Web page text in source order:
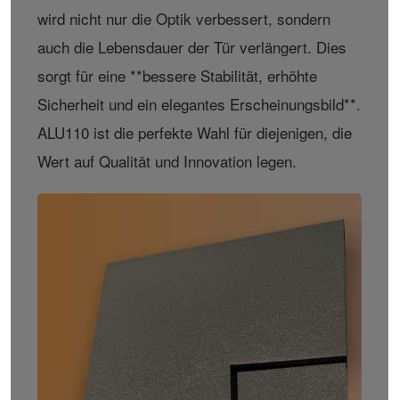
wird nicht nur die Optik verbessert, sondern
auch die Lebensdauer der Tür verlängert. Dies
sorgt für eine **bessere Stabilität, erhöhte
Sicherheit und ein elegantes Erscheinungsbild**.
ALU110 ist die perfekte Wahl für diejenigen, die
Wert auf Qualität und Innovation legen.